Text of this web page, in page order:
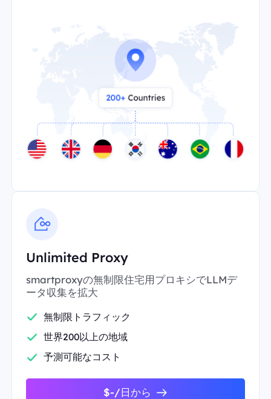
Unlimited Proxy
smartproxyの無制限住宅用プロキシでLLMデ
ータ収集を拡大
無制限トラフィック
世界200以上の地域
予測可能なコスト
$-/日から